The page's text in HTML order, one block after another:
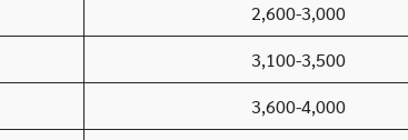
2,600-3,000
3,100-3,500
3,600-4,000